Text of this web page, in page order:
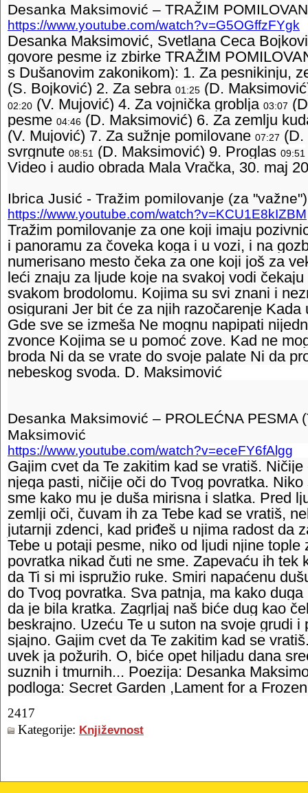
Desanka Maksimović – TRAŽIM
https://www.youtube.com/watch?v=G5OGffzFYgk
Desanka Maksimović, Svetlana Ceca
govore pesme iz zbirke TRAŽIM
s Dušanovim zakonikom): 1. Za pesnikinju,
(S. Bojković) 2. Za sebra 01:25 (D.
02:20 (V. Mujović) 4. Za vojnička groblja 03:07
pesme 04:46 (D. Maksimović) 6. Za zemlju
(V. Mujović) 7. Za sužnje pomilovane 07:27 (D.
svrgnute 08:51 (D. Maksimović) 9. Proglas 09:51
Video i audio obrada Mala Vračka, 30. maj
Ibrica Jusić - Tražim pomilovanje (za "važne")
https://www.youtube.com/watch?v=KCU1E8kIZBM
Tražim pomilovanje za one koji imaju
i panoramu za čoveka koga i u vozi, i na
numerisano mesto čeka za one koji još za
leći znaju za ljude koje na svakoj vodi
svakom brodolomu. Kojima su svi znani i
osigurani Jer bit će za njih razočarenje Kada
Gde sve se izmeša Ne mognu napipati
zvonce Kojima se u pomoć zove. Kad ne
broda Ni da se vrate do svoje palate Ni da
nebeskog svoda. D. Maksimović
Desanka Maksimović – PROLEĆNA PESMA
Maksimović
https://www.youtube.com/watch?v=eceFY6fAlgg
Gajim cvet da Te zakitim kad se vratiš.
njega pasti, ničije oči do Tvog povratka.
sme kako mu je duša mirisna i slatka. Pred
zemlji oči, čuvam ih za Tebe kad se vratiš,
jutarnji zdenci, kad priđeš u njima radost da
Tebe u potaji pesme, niko od ljudi njine tople
povratka nikad čuti ne sme. Zapevaću ih tek
da Ti si mi ispružio ruke. Smiri napaćenu
do Tvog povratka. Sva patnja, ma kako
da je bila kratka. Zagrljaj naš biće dug kao
beskrajno. Uzeću Te u suton na svoje grudi i
sjajno. Gajim cvet da Te zakitim kad se
uvek ja požurih. O, biće opet hiljadu dana
suznih i tmurnih... Poezija: Desanka
podloga: Secret Garden ,Lament for a
2417
Kategorije: Književnost